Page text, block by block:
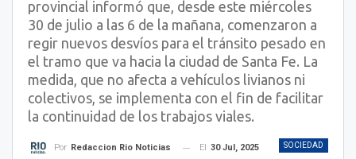
provincial informó que, desde este miércoles
30 de julio a las 6 de la mañana, comenzaron a
regir nuevos desvíos para el tránsito pesado en
el tramo que va hacia la ciudad de Santa Fe. La
medida, que no afecta a vehículos livianos ni
colectivos, se implementa con el fin de facilitar
la continuidad de los trabajos viales.
SOCIEDAD
Por Redaccion Rio Noticias El 30 Jul, 2025